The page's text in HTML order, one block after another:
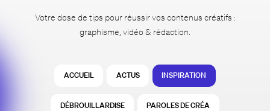
GuideVotre dose de tips pour réussir vos contenus créatifs :
graphisme, vidéo & rédaction.
ACCUEIL ACTUS INSPIRATION
DÉBROUILLARDISE PAROLES DE CRÉA